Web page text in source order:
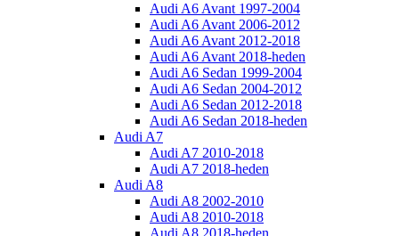
Audi A6 Avant 1997-2004
Audi A6 Avant 2006-2012
Audi A6 Avant 2012-2018
Audi A6 Avant 2018-heden
Audi A6 Sedan 1999-2004
Audi A6 Sedan 2004-2012
Audi A6 Sedan 2012-2018
Audi A6 Sedan 2018-heden
Audi A7
Audi A7 2010-2018
Audi A7 2018-heden
Audi A8
Audi A8 2002-2010
Audi A8 2010-2018
Audi A8 2018-heden